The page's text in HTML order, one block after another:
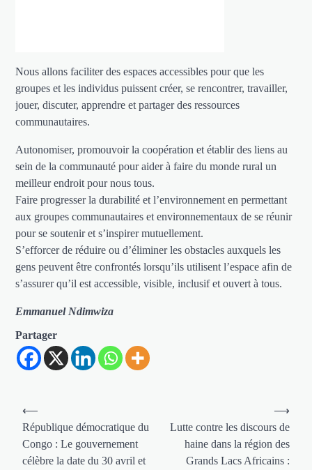
Nous allons faciliter des espaces accessibles pour que les
groupes et les individus puissent créer, se rencontrer, travailler,
jouer, discuter, apprendre et partager des ressources
communautaires.
Autonomiser, promouvoir la coopération et établir des liens au
sein de la communauté pour aider à faire du monde rural un
meilleur endroit pour nous tous.
Faire progresser la durabilité et l’environnement en permettant
aux groupes communautaires et environnementaux de se réunir
pour se soutenir et s’inspirer mutuellement.
S’efforcer de réduire ou d’éliminer les obstacles auxquels les
gens peuvent être confrontés lorsqu’ils utilisent l’espace afin de
s’assurer qu’il est accessible, visible, inclusif et ouvert à tous.
Emmanuel Ndimwiza
Partager
Navigation
de
l’article
⟵
République démocratique du
Congo : Le gouvernement
célèbre la date du 30 avril et
Lutte contre les discours de
haine dans la région des
Grands Lacs Africains :
⟶